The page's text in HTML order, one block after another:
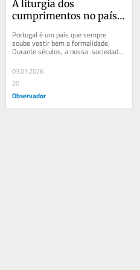
A liturgia dos
cumprimentos no país
a cabeça
Portugal é um país que sempre
soube vestir bem a formalidade.
Durante séculos, a nossa  sociedade
organizou-se em torno de títulos,
hierarquias e...
03.01.2026
20
Observador